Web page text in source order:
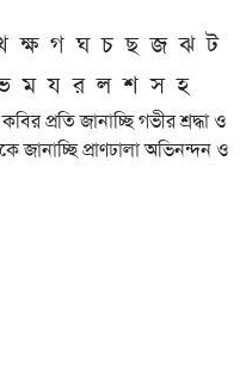
ক্ষ গ ঘ চ ছ জ ঝ ট
ম য র ল শ স হ
প্রতি জানাচ্ছি গভীর শ্রদ্ধা ও
প্রাণঢালা অভিনন্দন ও